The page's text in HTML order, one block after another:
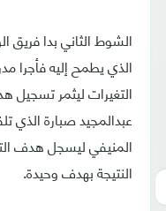
الشوط الثاني بدا فريق
الذي يطمح إليه فأجرا
التغيرات ليثمر تسجيل
عبدالمجيد صبارة الذي
المنيفي ليسجل هدف
النتيجة بهدف وحيدة.